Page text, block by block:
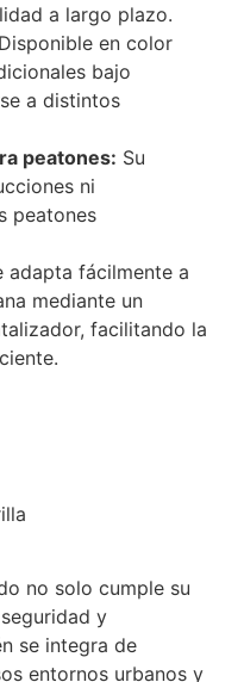
a largo plazo.
Disponible en color
bajo
a distintos
peatones: Su
ni
peatones
adapta fácilmente a
mediante un
facilitando la
no solo cumple su
y
se integra de
entornos urbanos y